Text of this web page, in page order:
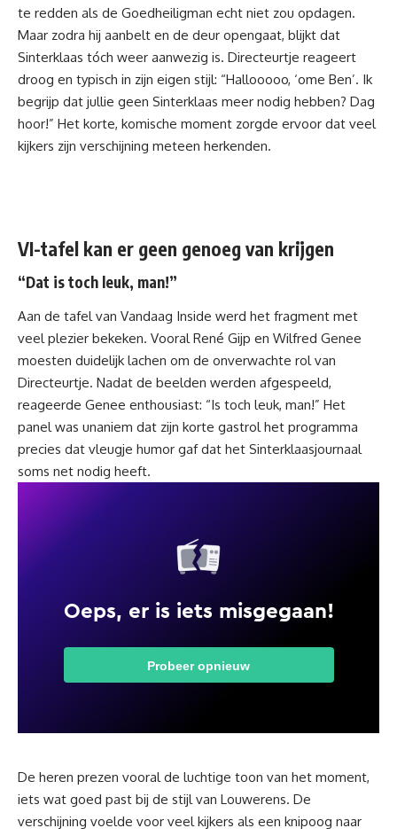
te redden als de Goedheiligman echt niet zou opdagen.
Maar zodra hij aanbelt en de deur opengaat, blijkt dat
Sinterklaas tóch weer aanwezig is. Directeurtje reageert
droog en typisch in zijn eigen stijl: “Hallooooo, ‘ome Ben’. Ik
begrijp dat jullie geen Sinterklaas meer nodig hebben? Dag
hoor!” Het korte, komische moment zorgde ervoor dat veel
kijkers zijn verschijning meteen herkenden.
VI-tafel kan er geen genoeg van krijgen
“Dat is toch leuk, man!”
Aan de tafel van Vandaag Inside werd het fragment met
veel plezier bekeken. Vooral René Gijp en Wilfred Genee
moesten duidelijk lachen om de onverwachte rol van
Directeurtje. Nadat de beelden werden afgespeeld,
reageerde Genee enthousiast: “Is toch leuk, man!” Het
panel was unaniem dat zijn korte gastrol het programma
precies dat vleugje humor gaf dat het Sinterklaasjournaal
soms net nodig heeft.
De heren prezen vooral de luchtige toon van het moment,
iets wat goed past bij de stijl van Louwerens. De
verschijning voelde voor veel kijkers als een knipoog naar